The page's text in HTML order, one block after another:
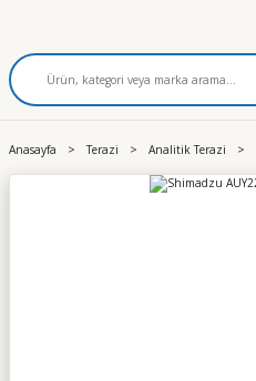
Anasayfa Terazi Analitik Terazi